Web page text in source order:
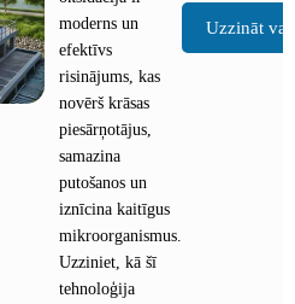
moderns un
efektīvs
risinājums, kas
novērš krāsas
piesārņotājus,
samazina
putošanos un
iznīcina kaitīgus
mikroorganismus.
Uzziniet, kā šī
tehnoloģija
Uzzināt